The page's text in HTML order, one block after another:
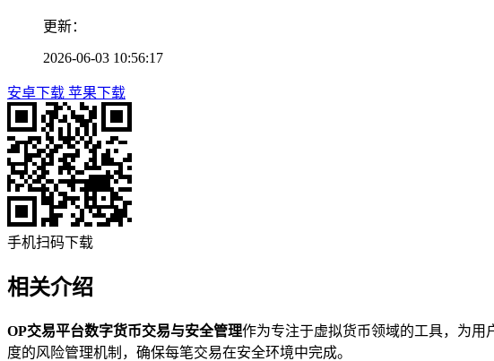
更新：
2026-06-03 10:56:17
安卓下载 苹果下载
手机扫码下载
相关介绍
OP交易平台数字货币交易与安全管理作为专注于虚拟货币领域的工具，为用
度的风险管理机制，确保每笔交易在安全环境中完成。